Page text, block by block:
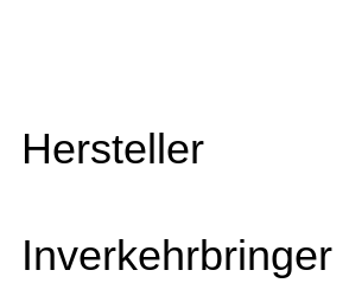
Hersteller
Inverkehrbringer